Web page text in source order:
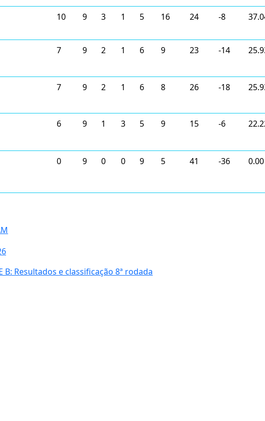
10 9 3 1 5 16 24 -8
7 9 2 1 6 9 23 -14
7 9 2 1 6 8 26 -18
6 9 1 3 5 9 15 -6
0 9 0 0 9 5 41 -36 0.00
B: Resultados e classificação 8ª rodada